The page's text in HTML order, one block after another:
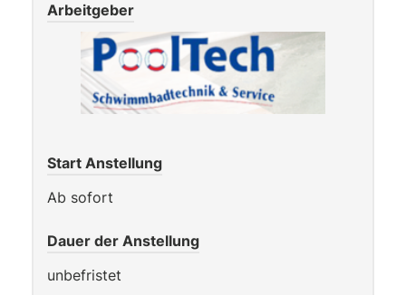
Arbeitgeber
Start Anstellung
Ab sofort
Dauer der Anstellung
unbefristet